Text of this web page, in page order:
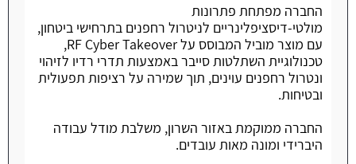
החברה מפתחת פתרונות
מולטי-דיסציפלינריים לניטרול רחפנים בתרחישי ביטחון,
עם מוצר מוביל המבוסס על RF Cyber Takeover,
טכנולוגיית השתלטות סייבר באמצעות תדרי רדיו לזיהוי
ונטרול רחפנים עוינים, תוך שמירה על רציפות תפעולית
ובטיחות.
החברה ממוקמת באזור השרון, משלבת מודל עבודה
היברידי ומונה מאות עובדים.